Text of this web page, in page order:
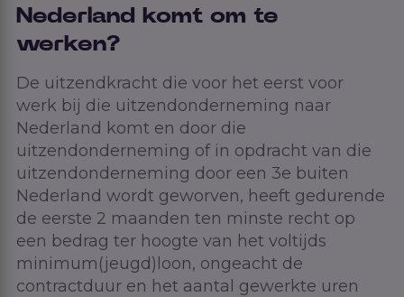
Nederland komt om te
werken?
De uitzendkracht die voor het eerst voor
werk bij die uitzendonderneming naar
Nederland komt en door die
uitzendonderneming of in opdracht van die
uitzendonderneming door een 3e buiten
Nederland wordt geworven, heeft gedurende
de eerste 2 maanden ten minste recht op
een bedrag ter hoogte van het voltijds
minimum(jeugd)loon, ongeacht de
contractduur en het aantal gewerkte uren